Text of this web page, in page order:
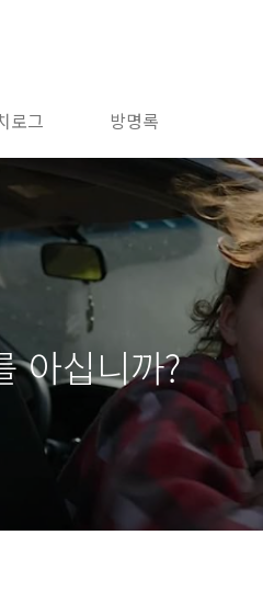
로그 방명록
아십니까?